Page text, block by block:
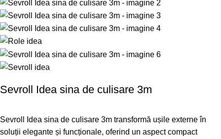
Sevroll Idea sina de culisare 3m
Sevroll Idea sina de culisare 3m transformă ușile externe în
soluții elegante și funcționale, oferind un aspect compact